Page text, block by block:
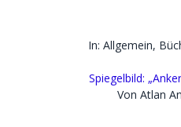
In: Allgemein,
Spiegelbild:
Von Atlan